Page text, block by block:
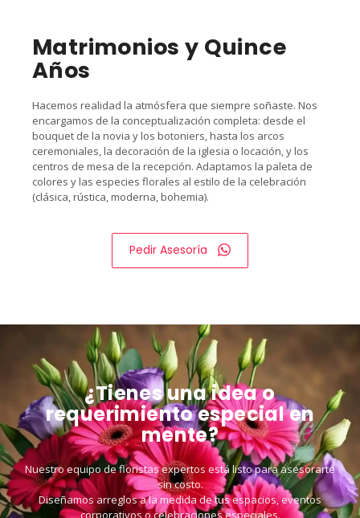
Matrimonios y Quince
Años
Hacemos realidad la atmósfera que siempre soñaste. Nos
encargamos de la conceptualización completa: desde el
bouquet de la novia y los botoniers, hasta los arcos
ceremoniales, la decoración de la iglesia o locación, y los
centros de mesa de la recepción. Adaptamos la paleta de
colores y las especies florales al estilo de la celebración
(clásica, rústica, moderna, bohemia).
Pedir Asesoría
¿Tienes una idea o
requerimiento especial en
mente?
Nuestro equipo de floristas expertos está listo para asesorarte
sin costo.
Diseñamos arreglos a la medida de tus espacios, eventos